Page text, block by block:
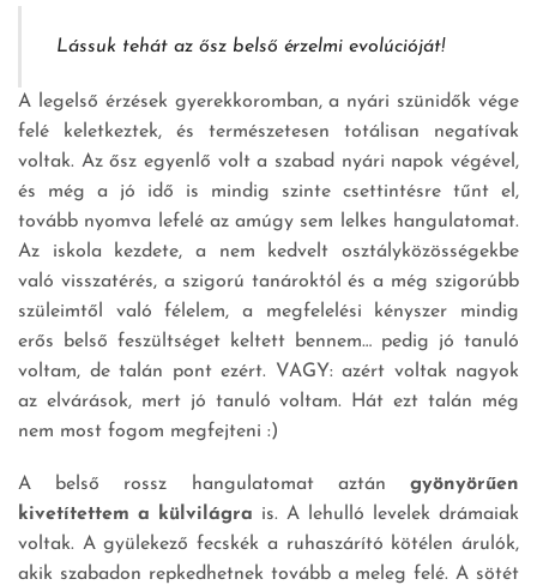
Lássuk tehát az ősz belső érzelmi evolúcióját!
A legelső érzések gyerekkoromban, a nyári szünidők vége
felé keletkeztek, és természetesen totálisan negatívak
voltak. Az ősz egyenlő volt a szabad nyári napok végével,
és még a jó idő is mindig szinte csettintésre tűnt el,
tovább nyomva lefelé az amúgy sem lelkes hangulatomat.
Az iskola kezdete, a nem kedvelt osztályközösségekbe
való visszatérés, a szigorú tanároktól és a még szigorúbb
szüleimtől való félelem, a megfelelési kényszer mindig
erős belső feszültséget keltett bennem… pedig jó tanuló
voltam, de talán pont ezért. VAGY: azért voltak nagyok
az elvárások, mert jó tanuló voltam. Hát ezt talán még
nem most fogom megfejteni :)
A belső rossz hangulatomat aztán gyönyörűen
kivetítettem a külvilágra is. A lehulló levelek drámaiak
voltak. A gyülekező fecskék a ruhaszárító kötélen árulók,
akik szabadon repkedhetnek tovább a meleg felé. A sötét